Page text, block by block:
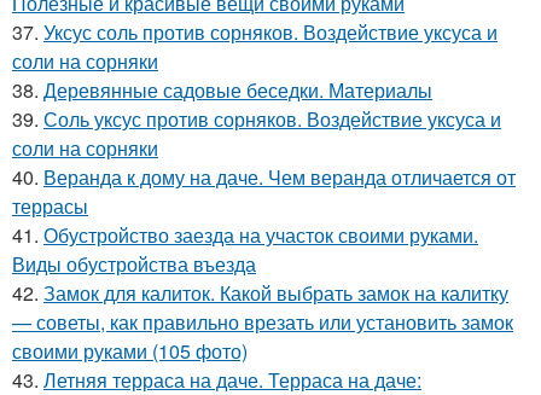
37. Уксус соль против сорняков. Воздействие уксуса и
соли на сорняки
38. Деревянные садовые беседки. Материалы
39. Соль уксус против сорняков. Воздействие уксуса и
соли на сорняки
40. Веранда к дому на даче. Чем веранда отличается от
террасы
41. Обустройство заезда на участок своими руками.
Виды обустройства въезда
42. Замок для калиток. Какой выбрать замок на калитку
— советы, как правильно врезать или установить замок
своими руками (105 фото)
43. Летняя терраса на даче. Терраса на даче: